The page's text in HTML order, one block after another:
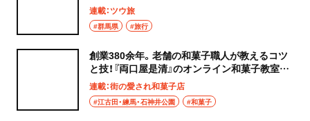
連載：ツウ旅
#群馬県 #旅行
創業380余年。老舗の和菓子職人が教えるコツ
と技！『両口屋是清』のオンライン和菓子教室で
おうち時間も充実
連載：街の愛され和菓子店
#江古田・練馬・石神井公園 #和菓子